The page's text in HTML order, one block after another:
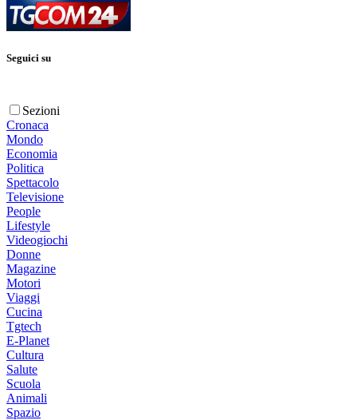
Seguici su
Sezioni
Cronaca
Mondo
Economia
Politica
Spettacolo
Televisione
People
Lifestyle
Videogiochi
Donne
Magazine
Motori
Viaggi
Cucina
Tgtech
E-Planet
Cultura
Salute
Scuola
Animali
Spazio